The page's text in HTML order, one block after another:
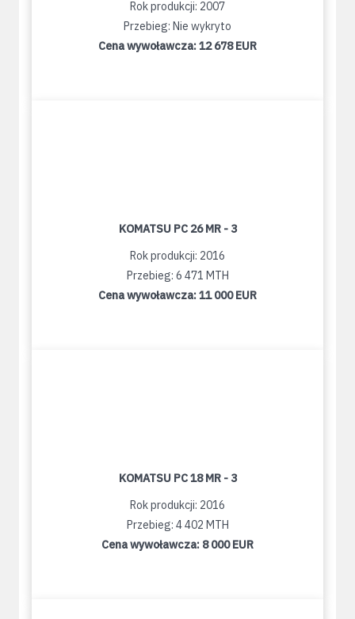
Rok produkcji: 2007
Przebieg: Nie wykryto
Cena wywoławcza:12 678 EUR
KOMATSU PC 26 MR - 3
Rok produkcji: 2016
Przebieg: 6 471 MTH
Cena wywoławcza:11 000 EUR
KOMATSU PC 18 MR - 3
Rok produkcji: 2016
Przebieg: 4 402 MTH
Cena wywoławcza: 8 000 EUR